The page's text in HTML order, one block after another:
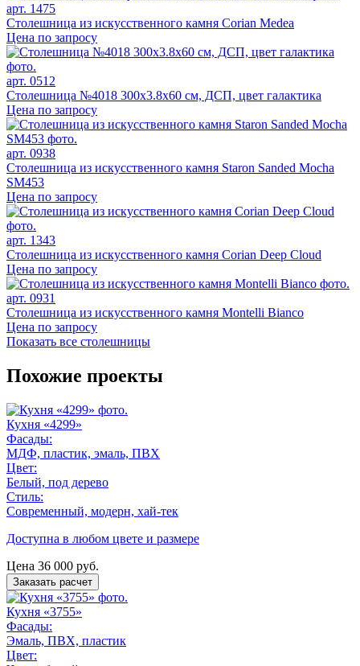
арт. 1475
Столешница из искусственного камня Corian Medea
Цена по запросу
арт. 0512
Столешница №4018 300х3.8х60 см, ДСП, цвет галактика
Цена по запросу
арт. 0938
Столешница из искусственного камня Staron Sanded Mocha
SM453
Цена по запросу
арт. 1343
Столешница из искусственного камня Corian Deep Cloud
Цена по запросу
арт. 0931
Столешница из искусственного камня Montelli Bianco
Цена по запросу
Показать все столешницы
Похожие проекты
Кухня «4299»
Фасады:
МДФ, пластик, эмаль, ПВХ
Цвет:
Белый, под дерево
Стиль:
Современный, модерн, хай-тек
Доступна в любом цвете и размере
Цена 36 000 руб.
Заказать расчет
Кухня «3755»
Фасады:
Эмаль, ПВХ, пластик
Цвет: